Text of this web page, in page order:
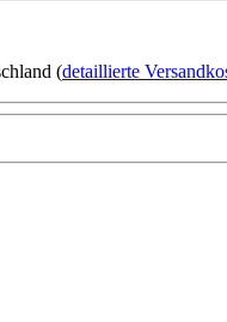
(detaillierte